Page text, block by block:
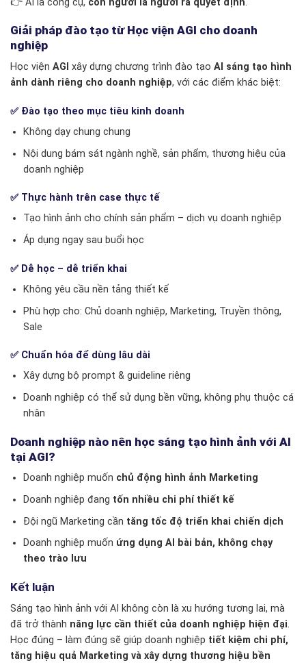
Giải pháp đào tạo từ Học viện AGI cho doanh
nghiệp
Học viện AGI xây dựng chương trình đào tạo AI sáng tạo hình
ảnh dành riêng cho doanh nghiệp, với các điểm khác biệt:
✅ Đào tạo theo mục tiêu kinh doanh
Không dạy chung chung
Nội dung bám sát ngành nghề, sản phẩm, thương hiệu của
doanh nghiệp
✅ Thực hành trên case thực tế
Tạo hình ảnh cho chính sản phẩm – dịch vụ doanh nghiệp
Áp dụng ngay sau buổi học
✅ Dễ học – dễ triển khai
Không yêu cầu nền tảng thiết kế
Phù hợp cho: Chủ doanh nghiệp, Marketing, Truyền thông,
Sale
✅ Chuẩn hóa để dùng lâu dài
Xây dựng bộ prompt & guideline riêng
Doanh nghiệp có thể sử dụng bền vững, không phụ thuộc cá
nhân
Doanh nghiệp nào nên học sáng tạo hình ảnh với AI
tại AGI?
Doanh nghiệp muốn chủ động hình ảnh Marketing
Doanh nghiệp đang tốn nhiều chi phí thiết kế
Đội ngũ Marketing cần tăng tốc độ triển khai chiến dịch
Doanh nghiệp muốn ứng dụng AI bài bản, không chạy
theo trào lưu
Kết luận
Sáng tạo hình ảnh với AI không còn là xu hướng tương lai, mà
đã trở thành năng lực cần thiết của doanh nghiệp hiện đại.
Học đúng – làm đúng sẽ giúp doanh nghiệp tiết kiệm chi phí,
tăng hiệu quả Marketing và xây dựng thương hiệu bền